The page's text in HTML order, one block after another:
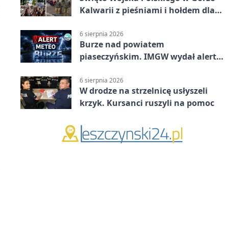
Kalwarii z pieśniami i hołdem dla
6 sierpnia 2026
Burze nad powiatem
piaseczyńskim. IMGW wydał alert
6 sierpnia 2026
W drodze na strzelnicę usłyszeli
krzyk. Kursanci ruszyli na pomoc